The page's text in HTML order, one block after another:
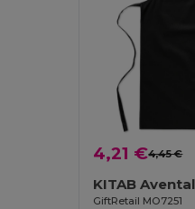
4,21 €4,45 €
GiftRetail MO7251